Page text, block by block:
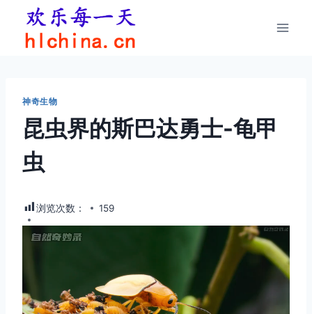
神奇生物
昆虫界的斯巴达勇士-龟甲
虫
浏览次数： 159